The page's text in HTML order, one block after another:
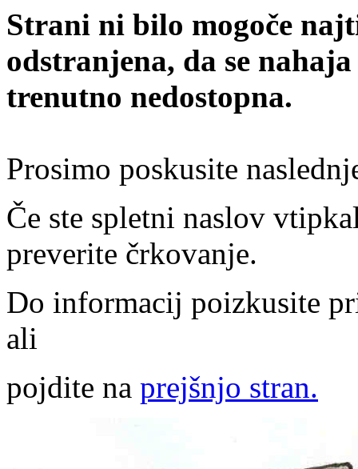
Strani ni bilo mogoče
odstranjena, da se
trenutno nedostopna.
Prosimo poskusite
Če ste spletni naslov
preverite črkovanje.
Do informacij poizkusite
ali
pojdite na prejšnjo stran.